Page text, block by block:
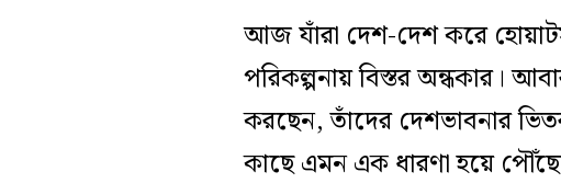
আজ যাঁরা দেশ-দেশ করে
পরিকল্পনায় বিস্তর অন্ধকার।
করছেন, তাঁদের দেশভাবনার
কাছে এমন এক ধারণা হয়ে